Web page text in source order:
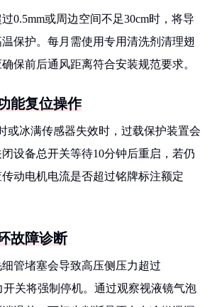
0.5mm或周边空间不足30cm时，将导
保护。每月需使用专用清洗剂清理翅
保前后通风距离符合安装规范要求。
能复位操作
或冰满传感器失效时，过载保护装置会
设备总开关等待10分钟后重启，若仍
动电机电流是否超过铭牌标注额定
故障诊断
管堵塞会导致高压侧压力超过
开关将强制停机。通过观察视液镜气泡